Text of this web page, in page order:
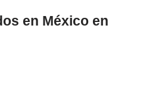
en México en